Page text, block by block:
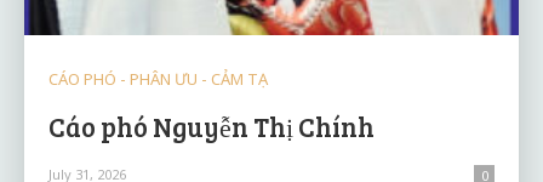
CÁO PHÓ - PHÂN ƯU - CẢM TẠ
Cáo phó Nguyễn Thị Chính
July 31, 2026 0